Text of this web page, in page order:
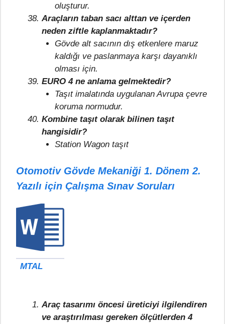
oluşturur.
Araçların taban sacı alttan ve içerden
neden ziftle kaplanmaktadır?
Gövde alt sacının dış etkenlere maruz
kaldığı ve paslanmaya karşı dayanıklı
olması için.
EURO 4 ne anlama gelmektedir?
Taşıt imalatında uygulanan Avrupa çevre
koruma normudur.
Kombine taşıt olarak bilinen taşıt
hangisidir?
Station Wagon taşıt
Otomotiv Gövde Mekaniği 1. Dönem 2.
Yazılı için Çalışma Sınav Soruları
MTAL
Araç tasarımı öncesi üreticiyi ilgilendiren
ve araştırılması gereken ölçütlerden 4